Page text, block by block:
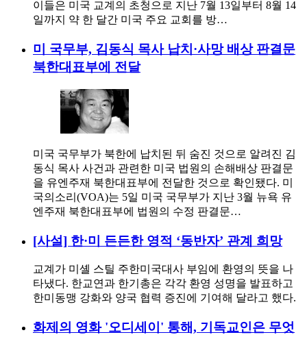
이들은 미국 교계의 초청으로 지난 7월 13일부터 8월 14
일까지 약 한 달간 미국 주요 교회를 방…
미 국무부, 김동식 목사 납치·사망 배상 판결문
북한대표부에 전달
미국 국무부가 북한에 납치된 뒤 숨진 것으로 알려진 김
동식 목사 사건과 관련한 미국 법원의 손해배상 판결문
을 유엔주재 북한대표부에 전달한 것으로 확인됐다. 미
국의소리(VOA)는 5일 미국 국무부가 지난 3월 뉴욕 유
엔주재 북한대표부에 법원의 수정 판결문…
[사설] 한·미 든든한 영적 ‘동반자’ 관계 희망
교계가 미셸 스틸 주한미국대사 부임에 환영의 뜻을 나
타냈다. 한교연과 한기총은 각각 환영 성명을 발표하고
한미동맹 강화와 양국 협력 증진에 기여해 달라고 했다.
화제의 영화 '오디세이' 통해, 기독교인은 무엇